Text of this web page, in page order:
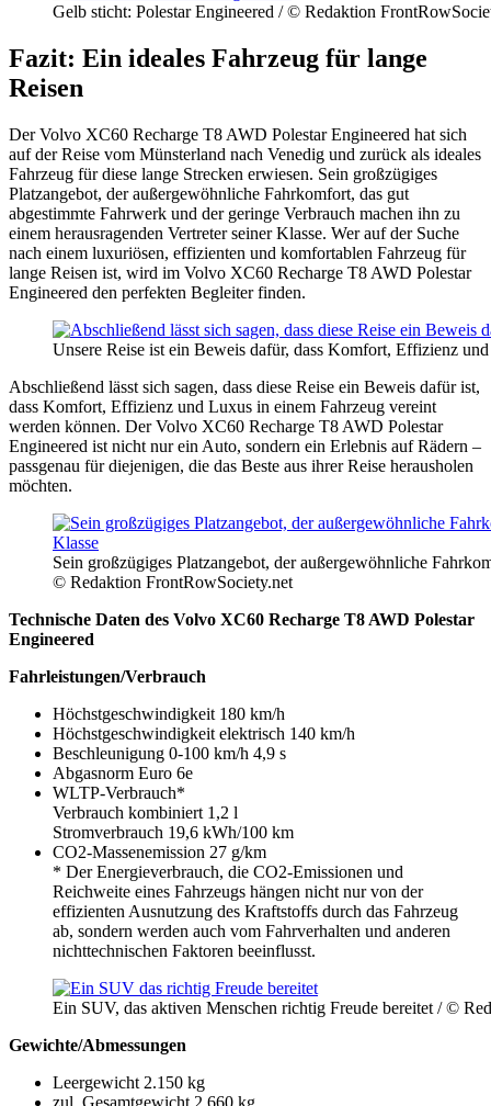
Gelb sticht: Polestar Engineered / © Redaktion
Fazit: Ein ideales Fahrzeug für lange
Reisen
Der Volvo XC60 Recharge T8 AWD Polestar Engineered hat sich
auf der Reise vom Münsterland nach Venedig und zurück als ideales
Fahrzeug für diese lange Strecken erwiesen. Sein großzügiges
Platzangebot, der außergewöhnliche Fahrkomfort, das gut
abgestimmte Fahrwerk und der geringe Verbrauch machen ihn zu
einem herausragenden Vertreter seiner Klasse. Wer auf der Suche
nach einem luxuriösen, effizienten und komfortablen Fahrzeug für
lange Reisen ist, wird im Volvo XC60 Recharge T8 AWD Polestar
Engineered den perfekten Begleiter finden.
Unsere Reise ist ein Beweis dafür, dass Komfort, Effizienz
Abschließend lässt sich sagen, dass diese Reise ein Beweis dafür ist,
dass Komfort, Effizienz und Luxus in einem Fahrzeug vereint
werden können. Der Volvo XC60 Recharge T8 AWD Polestar
Engineered ist nicht nur ein Auto, sondern ein Erlebnis auf Rädern –
passgenau für diejenigen, die das Beste aus ihrer Reise herausholen
möchten.
Sein großzügiges Platzangebot, der außergewöhnliche
© Redaktion FrontRowSociety.net
Technische Daten des Volvo XC60 Recharge T8 AWD Polestar
Engineered
Fahrleistungen/Verbrauch
Höchstgeschwindigkeit 180 km/h
Höchstgeschwindigkeit elektrisch 140 km/h
Beschleunigung 0-100 km/h 4,9 s
Abgasnorm Euro 6e
WLTP-Verbrauch*
Verbrauch kombiniert 1,2 l
Stromverbrauch 19,6 kWh/100 km
CO2-Massenemission 27 g/km
* Der Energieverbrauch, die CO2-Emissionen und
Reichweite eines Fahrzeugs hängen nicht nur von der
effizienten Ausnutzung des Kraftstoffs durch das Fahrzeug
ab, sondern werden auch vom Fahrverhalten und anderen
nichttechnischen Faktoren beeinflusst.
Ein SUV, das aktiven Menschen richtig Freude bereitet / ©
Gewichte/Abmessungen
Leergewicht 2.150 kg
zul. Gesamtgewicht 2.660 kg